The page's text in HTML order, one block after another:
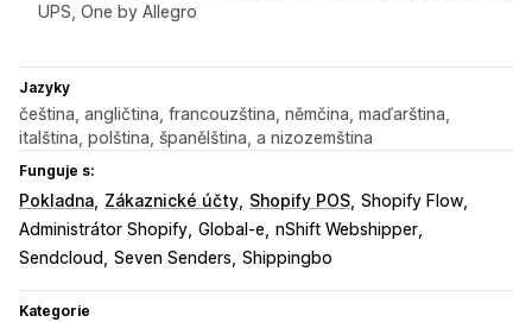
UPS, One by Allegro
Jazyky
čeština, angličtina, francouzština, němčina, maďarština,
italština, polština, španělština, a nizozemština
Funguje s:
Pokladna Zákaznické účty Shopify POS Shopify Flow
Administrátor Shopify Global-e nShift Webshipper
Sendcloud
Seven Senders Shippingbo
Kategorie